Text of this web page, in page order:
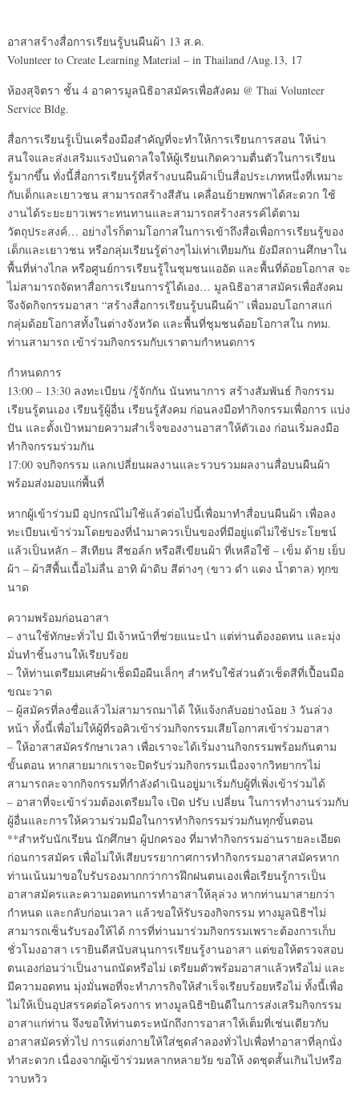
อาสาสร้างสื่อการเรียนรู้บนผืนผ้า 13 ส.ค.
Volunteer to Create Learning Material – in Thailand /Aug.13, 17
ห้องสุจิตรา ชั้น 4 อาคารมูลนิธิอาสมัครเพื่อสังคม @ Thai Volunteer
Service Bldg.
สื่อการเรียนรู้เป็นเครื่องมือสำคัญที่จะทำให้การเรียนการสอน ให้น่า
สนใจและส่งเสริมแรงบันดาลใจให้ผู้เรียนเกิดความตื่นตัวในการเรียน
รู้มากขึ้น ทั่งนี้สื่อการเรียนรู้ที่สร้างบนผืนผ้าเป็นสื่อประเภทหนึ่งที่เหมาะ
กับเด็กและเยาวชน สามารถสร้างสีสัน เคลื่อนย้ายพกพาได้สะดวก ใช้
งานได้ระยะยาวเพราะทนทานและสามารถสร้างสรรค์ได้ตาม
วัตถุประสงค์… อย่างไรก็ตามโอกาสในการเข้าถึงสื่อเพื่อการเรียนรู้ของ
เด็กและเยาวชน หรือกลุ่มเรียนรู้ต่างๆไม่เท่าเทียมกัน ยังมีสถานศึกษาใน
พื้นที่ห่างไกล หรือศูนย์การเรียนรู้ในชุมชนแออัด และพื้นที่ด้อยโอกาส จะ
ไม่สามารถจัดหาสื่อการเรียนการรู้ได้เอง… มูลนิธิอาสาสมัครเพื่อสังคม
จึงจัดกิจกรรมอาสา “สร้างสื่อการเรียนรู้บนผืนผ้า” เพื่อมอบโอกาสแก่
กลุ่มด้อยโอกาสทั้งในต่างจังหวัด และพื้นที่ชุมชนด้อยโอกาสใน กทม.
ท่านสามารถ เข้าร่วมกิจกรรมกับเราตามกำหนดการ
กำหนดการ
13:00 – 13:30 ลงทะเบียน /รู้จักกัน นันทนาการ สร้างสัมพันธ์ กิจกรรม
เรียนรู้ตนเอง เรียนรู้ผู้อื่น เรียนรู้สังคม ก่อนลงมือทำกิจกรรมเพื่อการ แบ่ง
ปัน และตั้งเป้าหมายความสำเร็จของงานอาสาให้ตัวเอง ก่อนเริ่มลงมือ
ทำกิจกรรมร่วมกัน
17:00 จบกิจกรรม แลกเปลี่ยนผลงานและรวบรวมผลงานสื่อบนผืนผ้า
พร้อมส่งมอบแก่พื้นที่
หากผู้เข้าร่วมมี อุปกรณ์ไม่ใช้แล้วต่อไปนี้เพื่อมาทำสื่อบนผืนผ้า เพื่อลง
ทะเบียนเข้าร่วมโดยของที่นำมาควรเป็นของที่มีอยู่แต่ไม่ใช้ประโยชน์
แล้วเป็นหลัก – สีเทียน สีชอล์ก หรือสีเขียนผ้า ที่เหลือใช้ – เข็ม ด้าย เย็บ
ผ้า – ผ้าสีพื้นเนื้อไม่ลื่น อาทิ ผ้าดิบ สีต่างๆ (ขาว ดำ แดง น้ำตาล) ทุกข
นาด
ความพร้อมก่อนอาสา
– งานใช้ทักษะทั่วไป มีเจ้าหน้าที่ช่วยแนะนำ แต่ท่านต้องอดทน และมุ่ง
มั่นทำชิ้นงานให้เรียบร้อย
– ให้ท่านเตรียมเศษผ้าเช็ดมือผืนเล็กๆ สำหรับใช้ส่วนตัวเช็ดสีที่เปื้อนมือ
ขณะวาด
– ผู้สมัครที่ลงชื่อแล้วไม่สามารถมาได้ ให้แจ้งกลับอย่างน้อย 3 วันล่วง
หน้า ทั้งนี้เพื่อไม่ให้ผู้ที่รอคิวเข้าร่วมกิจกรรมเสียโอกาสเข้าร่วมอาสา
– ให้อาสาสมัครรักษาเวลา เพื่อเราจะได้เริ่มงานกิจกรรมพร้อมกันตาม
ขั้นตอน หากสายมากเราจะปิดรับร่วมกิจกรรมเนื่องจากวิทยากรไม่
สามารถละจากกิจกรรมที่กำลังดำเนินอยู่มาเริ่มกับผู้ที่เพิ่งเข้าร่วมได้
– อาสาที่จะเข้าร่วมต้องเตรียมใจ เปิด ปรับ เปลี่ยน ในการทำงานร่วมกับ
ผู้อื่นและการให้ความร่วมมือในการทำกิจกรรมร่วมกันทุกขั้นตอน
**สำหรับนักเรียน นักศึกษา ผู้ปกครอง ที่มาทำกิจกรรมอ่านรายละเอียด
ก่อนการสมัคร เพื่อไม่ให้เสียบรรยากาศการทำกิจกรรมอาสาสมัครหาก
ท่านเน้นมาขอใบรับรองมากกว่าการฝึกฝนตนเองเพื่อเรียนรู้การเป็น
อาสาสมัครและความอดทนการทำอาสาให้ลุล่วง หากท่านมาสายกว่า
กำหนด และกลับก่อนเวลา แล้วขอให้รับรองกิจกรรม ทางมูลนิธิฯไม่
สามารถเซ็นรับรองให้ได้ การที่ท่านมาร่วมกิจกรรมเพราะต้องการเก็บ
ชั่วโมงอาสา เรายินดีสนับสนุนการเรียนรู้งานอาสา แต่ขอให้ตรวจสอบ
ตนเองก่อนว่าเป็นงานถนัดหรือไม่ เตรียมตัวพร้อมอาสาแล้วหรือไม่ และ
มีความอดทน มุ่งมั่นพอที่จะทำภารกิจให้สำเร็จเรียบร้อยหรือไม่ ทั้งนี้เพื่อ
ไม่ให้เป็นอุปสรรคต่อโครงการ ทางมูลนิธิฯยินดีในการส่งเสริมกิจกรรม
อาสาแก่ท่าน จึงขอให้ท่านตระหนักถึงการอาสาให้เต็มที่เช่นเดียวกับ
อาสาสมัครทั่วไป การแต่งกายให้ใส่ชุดลำลองทั่วไปเพื่อทำอาสาที่ลุกนั่ง
ทำสะดวก เนื่องจากผู้เข้าร่วมหลากหลายวัย ขอให้ งดชุดสั้นเกินไปหรือ
วาบหวิว